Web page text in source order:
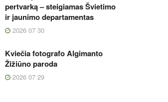
pertvarką – steigiamas Švietimo
ir jaunimo departamentas
2026 07 30
Kviečia fotografo Algimanto
Žižiūno paroda
2026 07 29